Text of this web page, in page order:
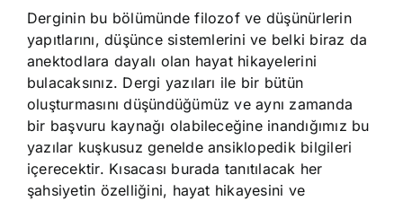
Derginin bu bölümünde filozof ve düşünürlerin
yapıtlarını, düşünce sistemlerini ve belki biraz da
anektodlara dayalı olan hayat hikayelerini
bulacaksınız. Dergi yazıları ile bir bütün
oluşturmasını düşündüğümüz ve aynı zamanda
bir başvuru kaynağı olabileceğine inandığımız bu
yazılar kuşkusuz genelde ansiklopedik bilgileri
içerecektir. Kısacası burada tanıtılacak her
şahsiyetin özelliğini, hayat hikayesini ve